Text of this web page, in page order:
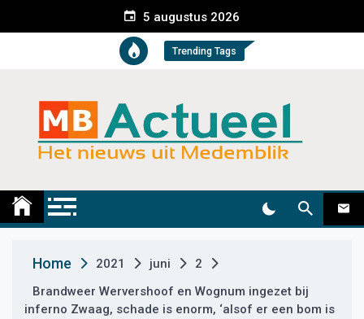
e
t
5 augustus 2026
Trending Tags
Medemblik Actueel
Home 2021 juni
2
Brandweer Wervershoof en Wognum ingezet bij
inferno Zwaag, schade is enorm, ‘alsof er een bom is